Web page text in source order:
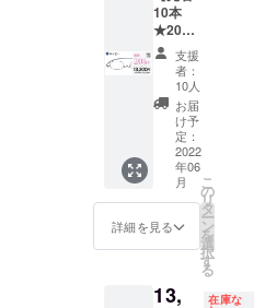
す。 そ
の他の
注事項
につい
ては
「リス
ク&チャ
レン
ジ」を
ご確認
くださ
い。
注意] ※
製造状
況によ
り出荷
時期が
遅れる
場合、
早急に
ご連絡
致しま
す。 ※
初期不
良以外
に関す
る返
金はお
証・ア
フター
サポー
ト] ★フ
レー
ム・レ
ンズ 1
年間保
証 ★度
数が合
わな
かった
お届け
から
以内の
レンズ
ダーレ
ンズ】
処方箋
やレン
ズ情報
も別注
で承り
ます(詳
細はお
問合せ
くださ
届け予
定]
お届け
いも追
加料金
なしで
対応可
能で
す。ご
希望の
方はご
希望リ
ターン
購入
メッ
セージ
し付け
【選べ
る度
数】
A:+1.00
G:4.00
の標準
レンズ
度数か
らお選
びくだ
さい。
【左右
A〜Gの
ペー
パーグ
ラス・
ライト
本体（1
本） ・
専用
ケース
（1個）
・メガ
ネ拭き
[レンズ
度数に
には対
10本
★20％
OFF】
ペー
パーグ
ラス・
ライト
スクエ
ア（ネ
ビー）
通常価
格
¥16,500
を 割引
¥13,200
支援
者：
10人
お届
け予
定：
2022
年06
月
詳細を見る
こ
の
リ
タ
ー
ン
を
選
択
す
る
13, 在庫な